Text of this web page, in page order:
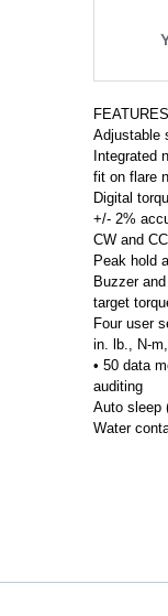
FEATURES
Adjustable
Integrated
fit on flare
Digital
+/- 2%
CW and
Peak hold
Buzzer
target
Four user
in. lb., N-
• 50 data
auditing
Auto sleep
Water